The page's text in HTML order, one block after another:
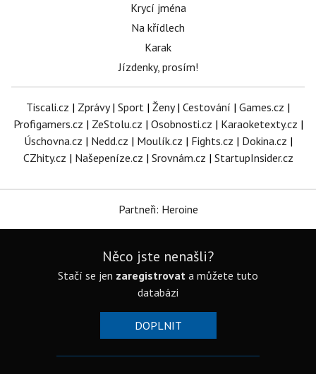
Krycí jména
Na křídlech
Karak
Jízdenky, prosím!
Tiscali.cz | Zprávy| Sport | Ženy| Cestování | Games.cz |
Profigamers.cz | ZeStolu.cz | Osobnosti.cz | Karaoketexty.cz |
Úschovna.cz | Nedd.cz | Moulík.cz | Fights.cz | Dokina.cz |
CZhity.cz | Našepeníze.cz | Srovnám.cz | StartupInsider.cz
Partneři: Heroine
Něco jste nenašli?
Stačí se jen zaregistrovat a můžete tuto
databázi
DOPLNIT